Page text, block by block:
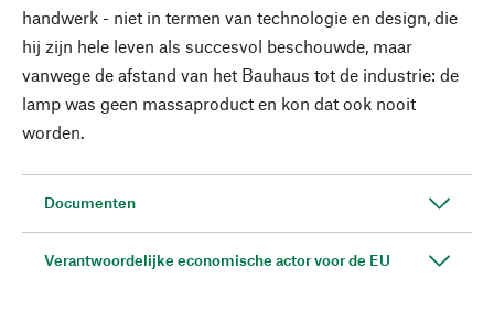
handwerk - niet in termen van technologie en design, die
hij zijn hele leven als succesvol beschouwde, maar
vanwege de afstand van het Bauhaus tot de industrie: de
lamp was geen massaproduct en kon dat ook nooit
worden.
Documenten
Verantwoordelijke economische actor voor de EU